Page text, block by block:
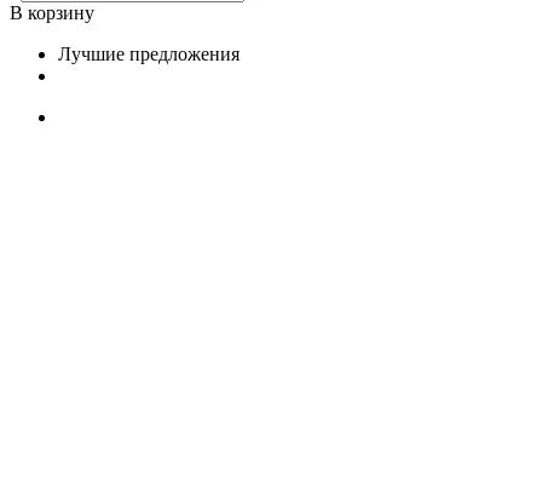
В корзину
Лучшие предложения